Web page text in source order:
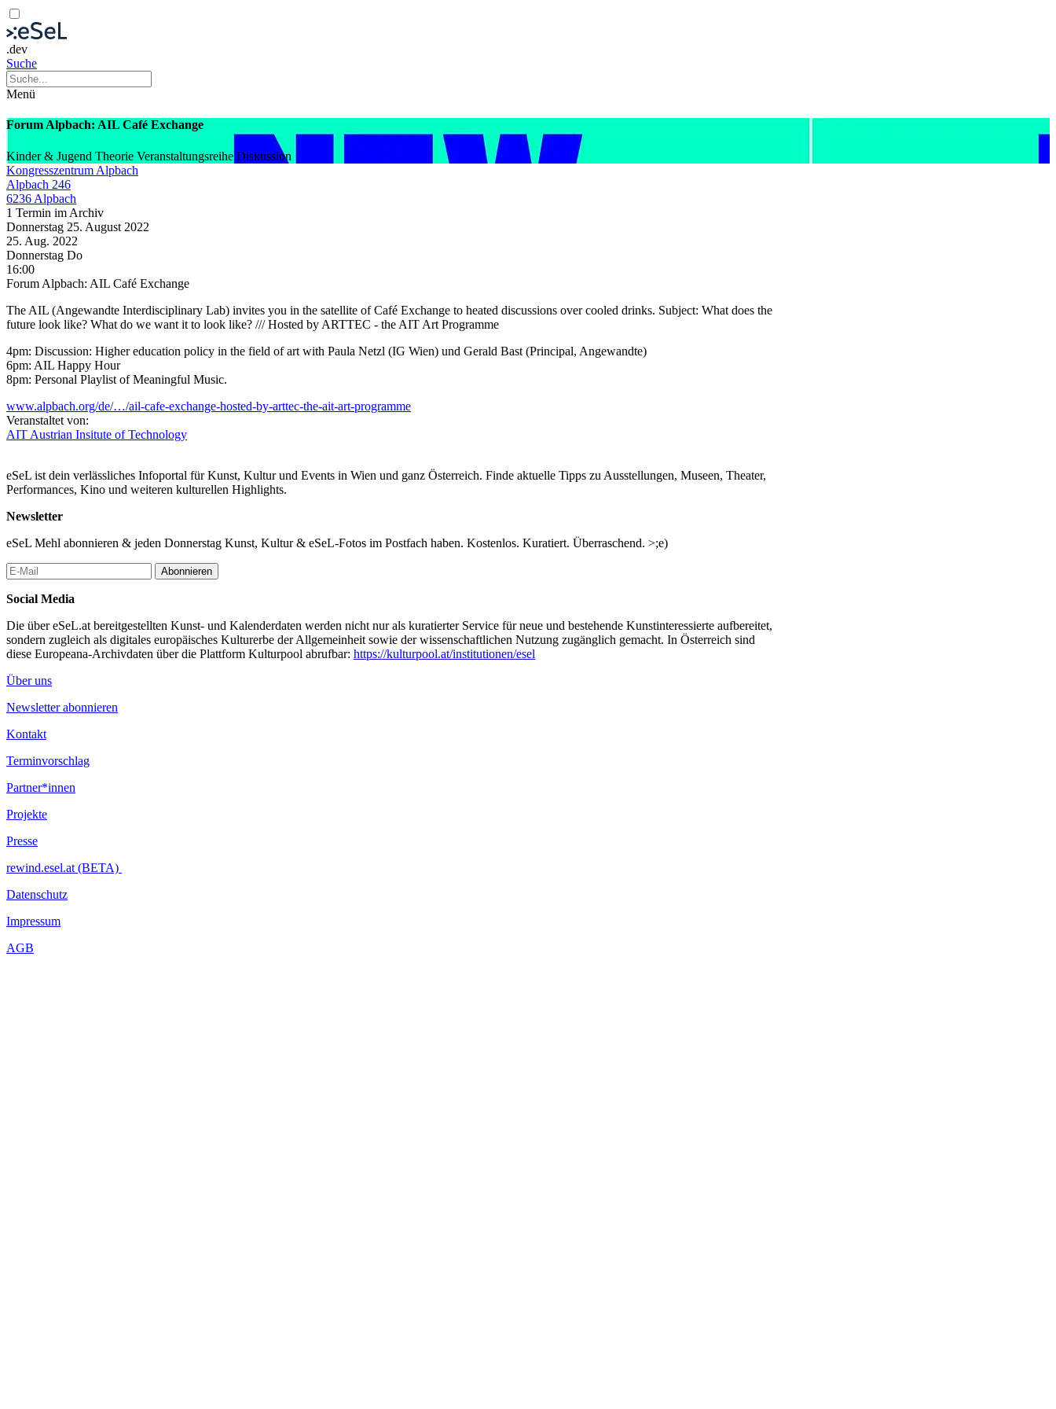
.dev
Suche
Menü
Forum Alpbach: AIL Café Exchange
Kinder & Jugend Theorie Veranstaltungsreihe Diskussion
Kongresszentrum Alpbach
Alpbach 246
6236 Alpbach
1 Termin im Archiv
Donnerstag 25. August 2022
25. Aug. 2022
Donnerstag Do
16:00
Forum Alpbach: AIL Café Exchange
The AIL (Angewandte Interdisciplinary Lab) invites you in the satellite of Café Exchange to heated discussions over cooled drinks. Subject: What does the
future look like? What do we want it to look like? /// Hosted by ARTTEC - the AIT Art Programme
4pm: Discussion: Higher education policy in the field of art with Paula Netzl (IG Wien) und Gerald Bast (Principal, Angewandte)
6pm: AIL Happy Hour
8pm: Personal Playlist of Meaningful Music.
www.alpbach.org/de/…/ail-cafe-exchange-hosted-by-arttec-the-ait-art-programme
Veranstaltet von:
AIT Austrian Insitute of Technology
eSeL ist dein verlässliches Infoportal für Kunst, Kultur und Events in Wien und ganz Österreich. Finde aktuelle Tipps zu Ausstellungen, Museen, Theater,
Performances, Kino und weiteren kulturellen Highlights.
Newsletter
eSeL Mehl abonnieren & jeden Donnerstag Kunst, Kultur & eSeL-Fotos im Postfach haben. Kostenlos. Kuratiert. Überraschend. >;e)
Abonnieren
Social Media
Die über eSeL.at bereitgestellten Kunst- und Kalenderdaten werden nicht nur als kuratierter Service für neue und bestehende Kunstinteressierte aufbereitet,
sondern zugleich als digitales europäisches Kulturerbe der Allgemeinheit sowie der wissenschaftlichen Nutzung zugänglich gemacht. In Österreich sind
diese Europeana-Archivdaten über die Plattform Kulturpool abrufbar: https://kulturpool.at/institutionen/esel
Über uns
Newsletter abonnieren
Kontakt
Terminvorschlag
Partner*innen
Projekte
Presse
rewind.esel.at (BETA)
Datenschutz
Impressum
AGB